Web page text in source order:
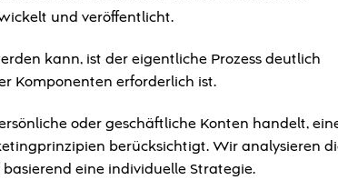
und veröffentlicht.
kann, ist der eigentliche Prozess deutlich
Komponenten erforderlich ist.
oder geschäftliche Konten handelt,
berücksichtigt. Wir analysieren
eine individuelle Strategie.